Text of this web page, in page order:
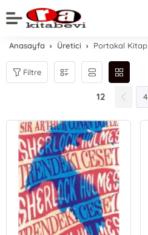
Anasayfa Üretici Portakal Kitap
Filtre
12